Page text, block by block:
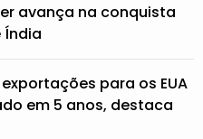
avança na conquista
Índia
para os EUA
em 5 anos, destaca